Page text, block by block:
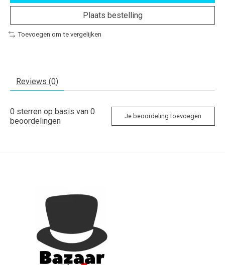
Plaats bestelling
Toevoegen om te vergelijken
Reviews (0)
0 sterren op basis van 0
beoordelingen
Je beoordeling toevoegen